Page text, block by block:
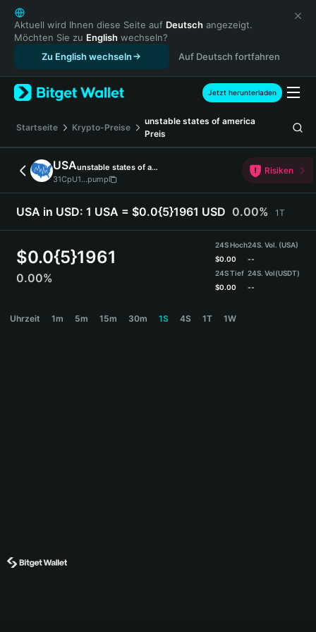
English
日本語
Tiếng Việt
Русский
Español (Latinoamérica)
Türkçe
Français
Deutsch
简体中文
繁體中文
Português (Portugal)
Bahasa Indonesia
ภาษาไทย
Español
Español (Argentina)
Aktuell wird Ihnen diese Seite auf Deutsch angezeigt.
Möchten Sie zu English wechseln?
Zu English wechseln
Auf Deutsch fortfahren
Jetzt herunterladen
Startseite Krypto-Preise
unstable states of america
Preis
USA
unstable states of america
31CpU1...pump
Risiken
USA in USD: 1 USA = $0.0{5}1961 USD 0.00% 1T
$0.0{5}1961
0.00%
24S Hoch
$0.00
24S Tief
$0.00
24S. Vol. (USA)
--
24S. Vol(USDT)
--
Uhrzeit 1m 5m 15m 30m 1S 4S 1T 1W